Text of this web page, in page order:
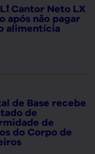
Cantor Neto LX
após não pagar
alimentícia
de Base recebe
de
de
do Corpo de